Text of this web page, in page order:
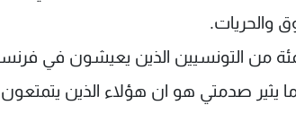
والحريات.
الوزيرة الفرنسية تصويت 30 في المئة من التونسيين الذين
يثير صدمتي هو ان هؤلاء الذين